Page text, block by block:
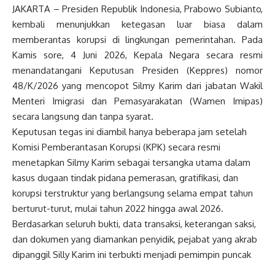
JAKARTA – Presiden Republik Indonesia, Prabowo Subianto,
kembali menunjukkan ketegasan luar biasa dalam
memberantas korupsi di lingkungan pemerintahan. Pada
Kamis sore, 4 Juni 2026, Kepala Negara secara resmi
menandatangani Keputusan Presiden (Keppres) nomor
48/K/2026 yang mencopot Silmy Karim dari jabatan Wakil
Menteri Imigrasi dan Pemasyarakatan (Wamen Imipas)
secara langsung dan tanpa syarat.
Keputusan tegas ini diambil hanya beberapa jam setelah
Komisi Pemberantasan Korupsi (KPK) secara resmi
menetapkan Silmy Karim sebagai tersangka utama dalam
kasus dugaan tindak pidana pemerasan, gratifikasi, dan
korupsi terstruktur yang berlangsung selama empat tahun
berturut-turut, mulai tahun 2022 hingga awal 2026.
Berdasarkan seluruh bukti, data transaksi, keterangan saksi,
dan dokumen yang diamankan penyidik, pejabat yang akrab
dipanggil Silly Karim ini terbukti menjadi pemimpin puncak